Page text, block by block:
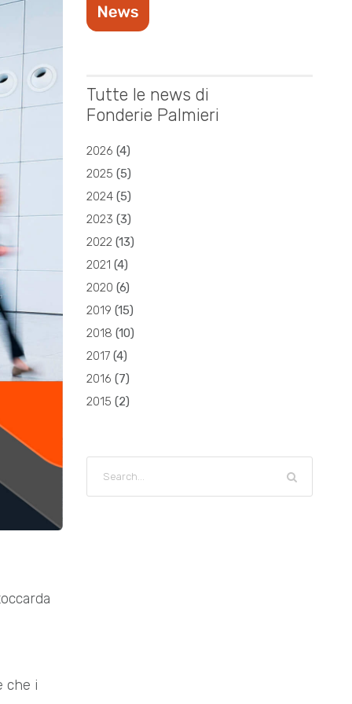
che i
Tutte le news di
Fonderie Palmieri
2026 (4)
2025 (5)
2024 (5)
2023 (3)
2022 (13)
2021 (4)
2020 (6)
2019 (15)
2018 (10)
2017 (4)
2016 (7)
2015 (2)